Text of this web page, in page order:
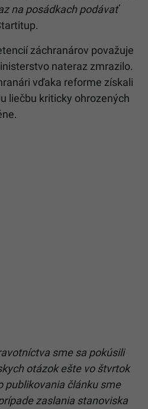
na posádkach podávať
záchranárov považuje
nateraz zmrazilo.
vďaka reforme získali
liečbu kriticky ohrozených
sme sa pokúsili
otázok ešte vo štvrtok
publikovania článku sme
zaslania stanoviska